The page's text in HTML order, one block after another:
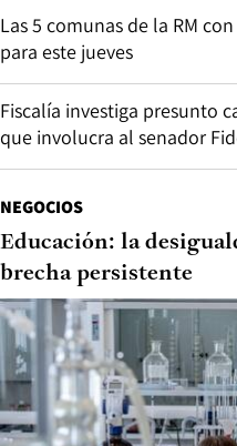
Las 5 comunas de la RM
para este jueves
Fiscalía investiga presunto
que involucra al senador
NEGOCIOS
Educación: la
brecha persistente